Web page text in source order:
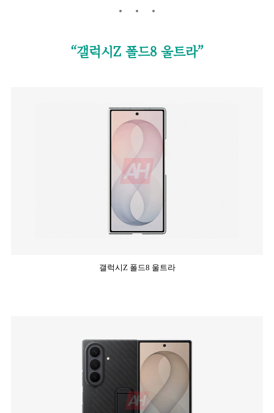
“갤럭시Z 폴드8 울트라”
갤럭시Z 폴드8 울트라